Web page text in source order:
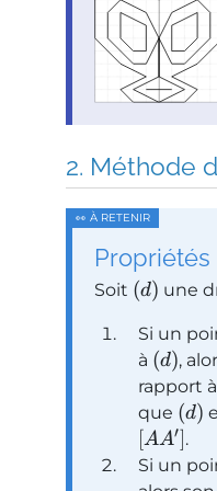
Méthode
Propriétés
Soit (d) une
Si un
à (d),
rapport à
que (d)
[AA′].
Si un